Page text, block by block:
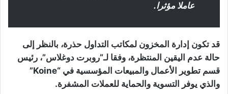
عاملا مؤثرا.
قد تكون إدارة المخزون لمكاتب التداول حذرة، بالنظر إلى
حالة عدم اليقين المنتظرة، وفقا لـ”روبرت دوغلاس”، رئيس
قسم تطوير الأعمال والمبيعات المؤسسية في “Koine”
والذي يوفر التسوية والحماية للعملات المشفرة.